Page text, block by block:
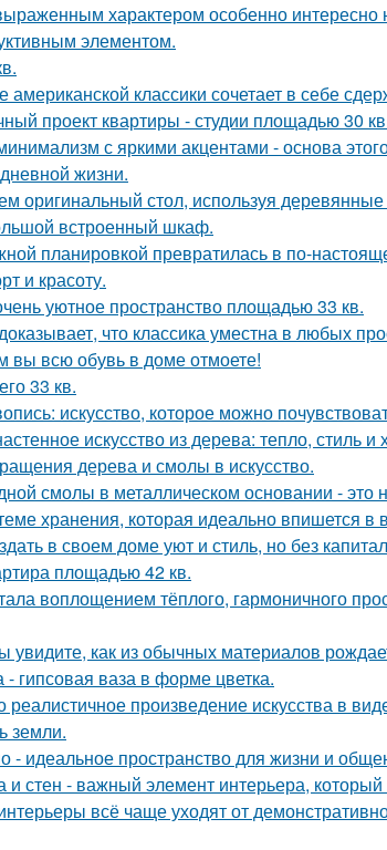
характером особенно интересно
элементом.
американской классики сочетает в себе
проект квартиры - студии площадью 30
с яркими акцентами - основа
жизни.
оригинальный стол, используя
встроенный шкаф.
планировкой превратилась в по-
и красоту.
уютное пространство площадью 33 кв.
что классика уместна в любых
вы всю обувь в доме отмоете!
33 кв.
искусство, которое можно
искусство из дерева: тепло, стиль и
дерева и смолы в искусство.
смолы в металлическом основании - это
хранения, которая идеально впишется в
в своем доме уют и стиль, но без
площадью 42 кв.
воплощением тёплого, гармоничного
увидите, как из обычных материалов
- гипсовая ваза в форме цветка.
реалистичное произведение искусства в
земли.
- идеальное пространство для жизни и
и стен - важный элемент интерьера,
всё чаще уходят от